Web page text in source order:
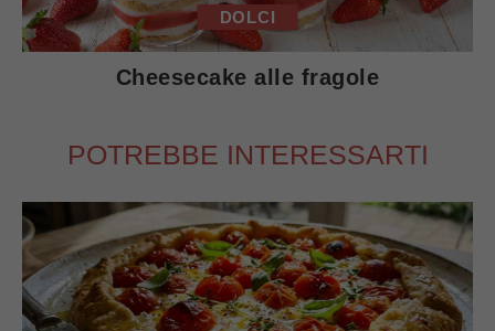
DOLCI
Cheesecake alle fragole
POTREBBE INTERESSARTI